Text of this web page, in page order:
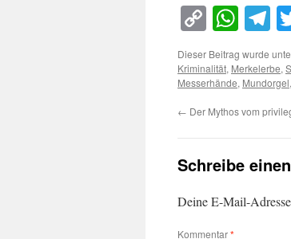
Copy
Link
Dieser Beitrag wurde
Kriminalität, Merkelerbe,
Messerhände, Mundorgel,
← Der Mythos vom
Schreibe
Deine E-Mail-
Kommentar*